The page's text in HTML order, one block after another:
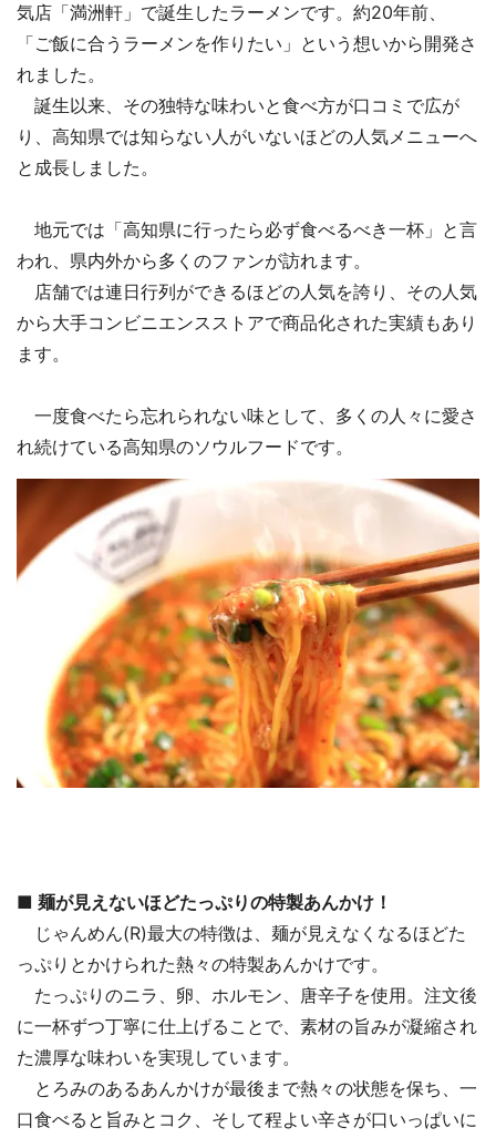
気店「満洲軒」で誕生したラーメンです。約20年前、
「ご飯に合うラーメンを作りたい」という想いから開発さ
れました。
誕生以来、その独特な味わいと食べ方が口コミで広が
り、高知県では知らない人がいないほどの人気メニューへ
と成長しました。
地元では「高知県に行ったら必ず食べるべき一杯」と言
われ、県内外から多くのファンが訪れます。
店舗では連日行列ができるほどの人気を誇り、その人気
から大手コンビニエンスストアで商品化された実績もあり
ます。
一度食べたら忘れられない味として、多くの人々に愛さ
れ続けている高知県のソウルフードです。
■ 麺が見えないほどたっぷりの特製あんかけ！
じゃんめん(R)最大の特徴は、麺が見えなくなるほどた
っぷりとかけられた熱々の特製あんかけです。
たっぷりのニラ、卵、ホルモン、唐辛子を使用。注文後
に一杯ずつ丁寧に仕上げることで、素材の旨みが凝縮され
た濃厚な味わいを実現しています。
とろみのあるあんかけが最後まで熱々の状態を保ち、一
口食べると旨みとコク、そして程よい辛さが口いっぱいに